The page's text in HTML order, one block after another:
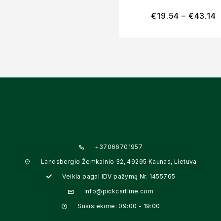
€19.54 – €43.14
+37066701957
Landsbergio Žemkalnio 32, 49295 Kaunas, Lietuva
Veikla pagal IDV pažymą Nr. 1455765
info@pickcartline.com
Susisiekime: 09:00 - 19:00